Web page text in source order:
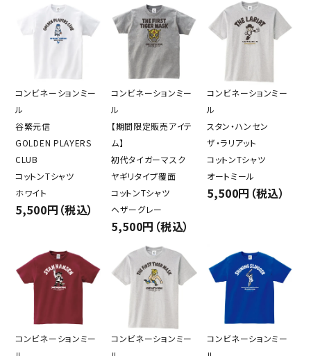
コンビネーションミー
ル
谷繁元信
GOLDEN PLAYERS
CLUB
コットンTシャツ
ホワイト
5,500円（税込）
コンビネーションミー
ル
【期間限定販売アイテ
ム】
初代タイガーマスク
ヤギリタイプ覆面
コットンTシャツ
ヘザーグレー
5,500円（税込）
コンビネーションミー
ル
スタン・ハンセン
ザ・ラリアット
コットンTシャツ
オートミール
5,500円（税込）
コンビネーションミー
コンビネーションミー
コンビネーションミー